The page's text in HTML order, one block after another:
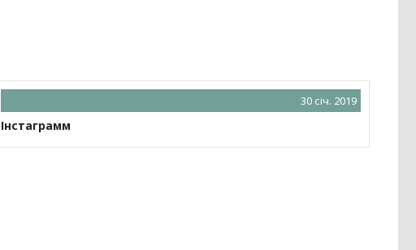
30 січ. 2019
Інстаграмм